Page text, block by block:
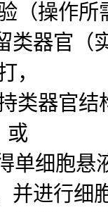
（操作所
类器官（
，
类器官
或
单细胞悬
并进行细